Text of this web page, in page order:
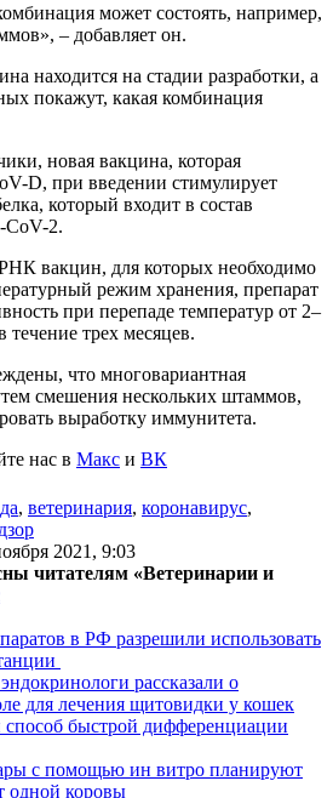
может состоять, например,
– добавляет он.
находится на стадии разработки, а
покажут, какая комбинация
новая вакцина, которая
D, при введении стимулирует
который входит в состав
CoV-2.
вакцин, для которых необходимо
режим хранения, препарат
при перепаде температур от 2–
течение трех месяцев.
что многовариантная
смешения нескольких штаммов,
выработку иммунитета.
нас в Макс и ВК
, ветеринария, коронавирус,
2021, 9:03
читателям «Ветеринарии и
в РФ разрешили использовать
рассказали о
для лечения щитовидки у кошек
быстрой дифференциации
с помощью ин витро планируют
одной коровы